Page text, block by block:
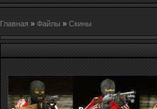
Главная » Файлы » Скины